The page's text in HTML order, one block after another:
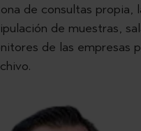
de consultas propia,
de muestras,
de las empresas